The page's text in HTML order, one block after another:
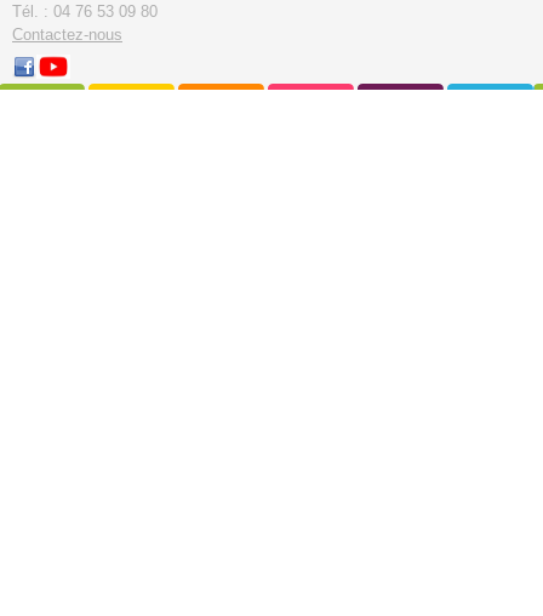
Tél. : 04 76 53 09 80
Contactez-nous